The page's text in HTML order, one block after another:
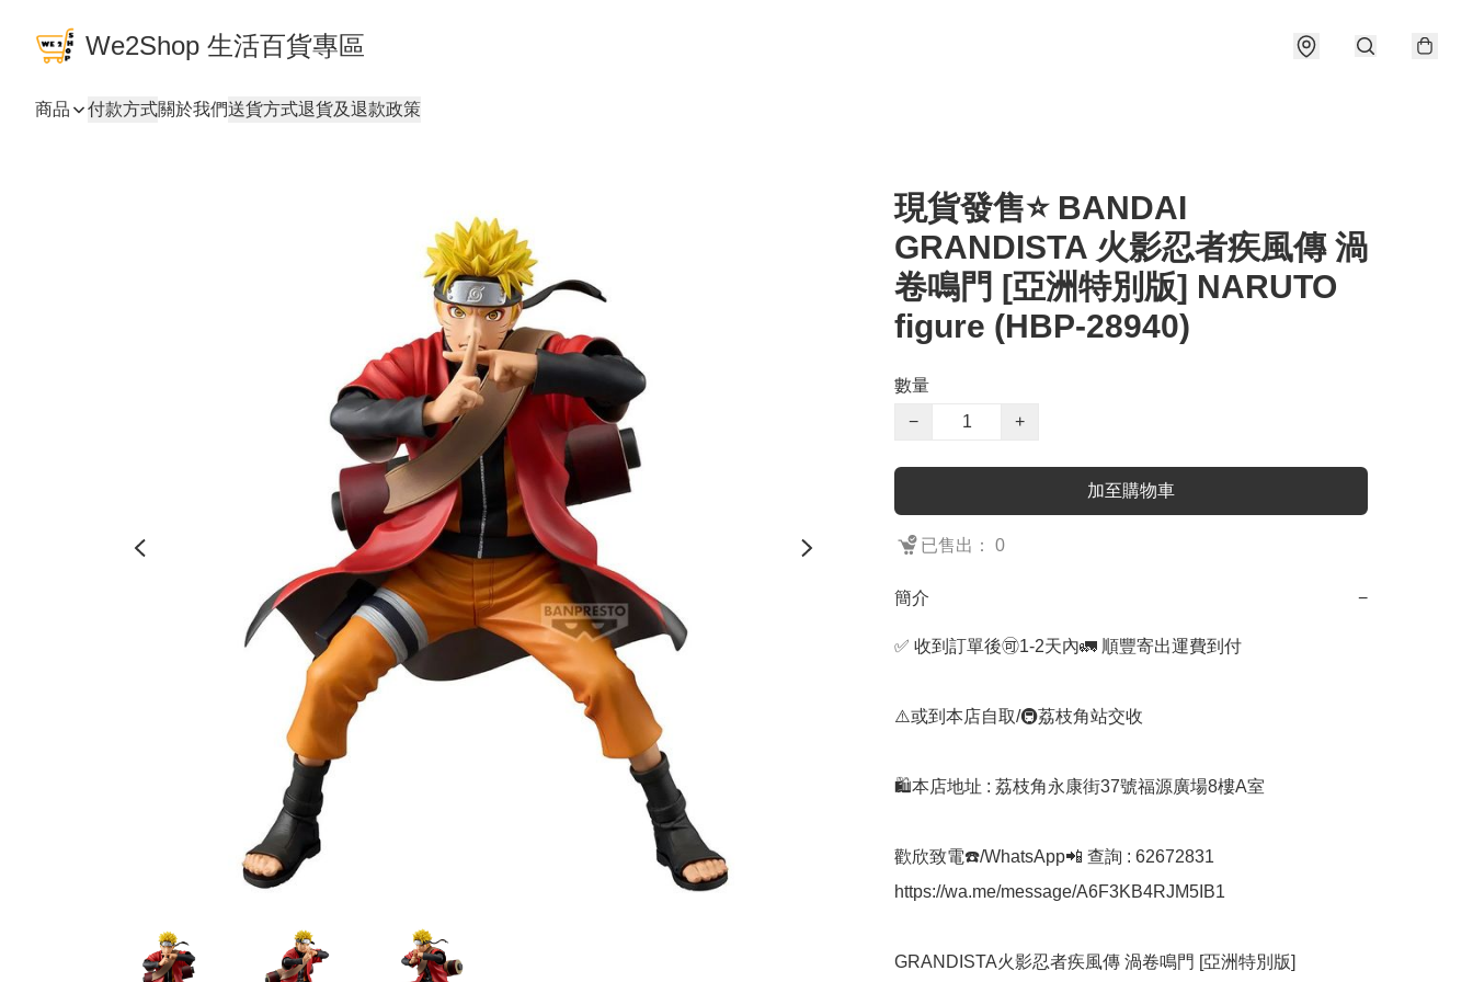
We2Shop 生活百貨專區
商品 付款方式關於我們送貨方式退貨及退款政策
現貨發售⭐ BANDAI
GRANDISTA 火影忍者疾風傳 渦
卷鳴門 [亞洲特別版] NARUTO
figure (HBP-28940)
數量
−
+
加至購物車
已售出： 0
簡介 −
✅ 收到訂單後🉑1-2天內🚛 順豐寄出運費到付
⚠️或到本店自取/🚇荔枝角站交收
🛍️本店地址 : 荔枝角永康街37號福源廣場8樓A室
歡欣致電☎️/WhatsApp📲 查詢 : 62672831
https://wa.me/message/A6F3KB4RJM5IB1
GRANDISTA火影忍者疾風傳 渦卷鳴門 [亞洲特別版]